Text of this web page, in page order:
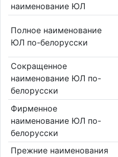
наименование ЮЛ
Полное наименование
ЮЛ по-белорусски
Сокращенное
наименование ЮЛ по-
белорусски
Фирменное
наименование ЮЛ по-
белорусски
Прежние наименования